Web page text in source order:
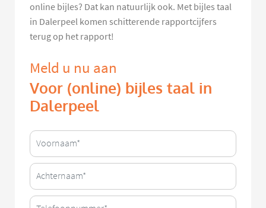
online bijles? Dat kan natuurlijk ook. Met bijles taal
in Dalerpeel komen schitterende rapportcijfers
terug op het rapport!
Meld u nu aan
Voor (online) bijles taal in
Dalerpeel